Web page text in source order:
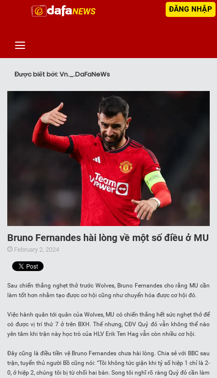
ĐĂNG NHẬP
Được biết bởi: Vn._.DaFaNeWs
Bruno Fernandes hài lòng về một số điều ở MU
February 2, 2024
Sau chiến thắng nghẹt thở trước Wolves, Bruno Fernandes cho rằng MU cần
làm tốt hơn nhằm tạo được cơ hội cũng như chuyển hóa được cơ hội đó.
Việc hành quân tới quân của Wolves, MU có chiến thắng hết sức nghẹt thở để
có được vị trí thứ 7 ở trên BXH. Thế nhưng, CĐV Quỷ đỏ vẫn không thể nào
yên tâm khi trận này học trò của HLV Erik Ten Hag vẫn còn nhiều cơ hội.
Đây cũng là điều tiền vệ Bruno Fernandes chưa hài lòng. Chia sẻ với BBC sau
trận, tuyển thủ người Bồ cũng nói: “Tôi không tức giận khi tỷ số hiệp 1 chỉ là 2-
0, ở hiệp 2, chúng tôi bị từ chối hai bàn. Song tôi nghĩ rõ ràng Quỷ đỏ cần làm